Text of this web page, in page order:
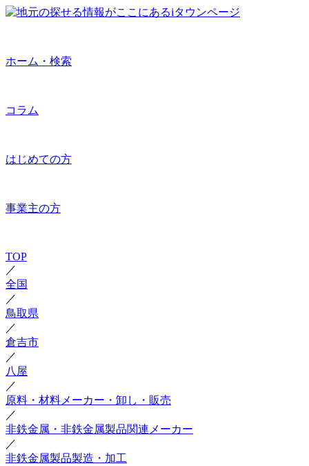
ホーム・検索
コラム
はじめての方
事業主の方
TOP
／
全国
／
鳥取県
／
倉吉市
／
八屋
／
原料・材料メーカー・卸し・販売
／
非鉄金属・非鉄金属製品関連メーカー
／
非鉄金属製品製造・加工